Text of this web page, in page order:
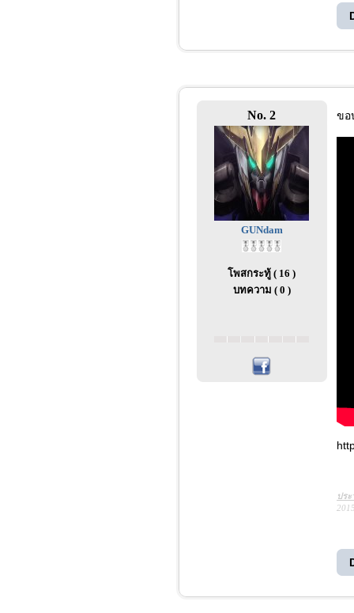
No. 2
GUNdam
โพสกระทู้ ( 16 )
บทความ ( 0 )
ขอ
ปร